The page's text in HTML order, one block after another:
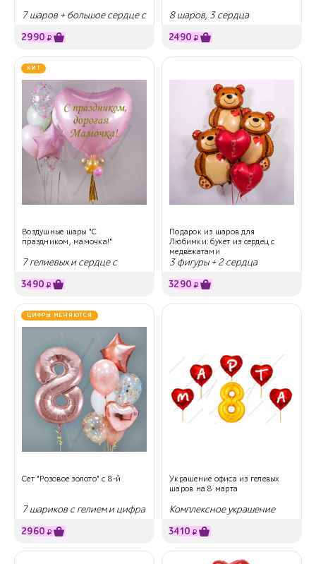
7 шаров + большое сердце с
2990 ₽
8 шаров, 3 сердца
2490 ₽
ХИТ
Воздушные шары "С
праздником, мамочка!"
7 гелиевых и сердце с
3490 ₽
Подарок из шаров для
Любимки: букет из сердец с
медвежатами
3 фигуры + 2 сердца
3290 ₽
ЦИФРЫ МЕНЯЮТСЯ
Сет "Розовое золото" с 8-й
7 шариков с гелием и цифра
2960 ₽
Украшение офиса из гелевых
шаров на 8 марта
Комплексное украшение
3410 ₽